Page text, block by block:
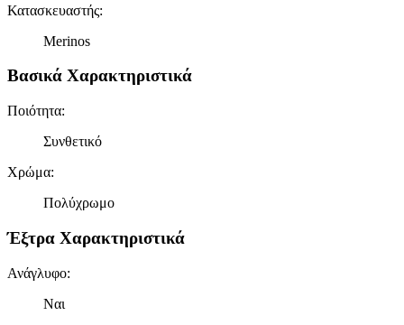
Κατασκευαστής:
Merinos
Βασικά Χαρακτηριστικά
Ποιότητα:
Συνθετικό
Χρώμα:
Πολύχρωμο
Έξτρα Χαρακτηριστικά
Ανάγλυφο:
Ναι